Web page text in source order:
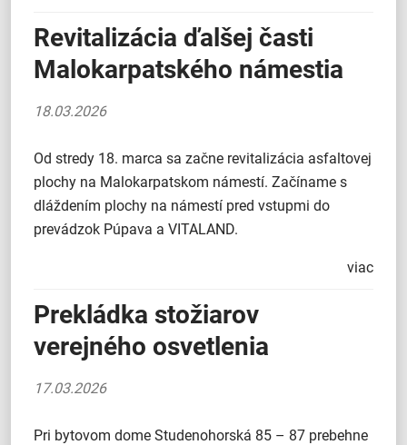
Revitalizácia ďalšej časti
Malokarpatského námestia
18.03.2026
Od stredy 18. marca sa začne revitalizácia asfaltovej
plochy na Malokarpatskom námestí. Začíname s
dláždením plochy na námestí pred vstupmi do
prevádzok Púpava a VITALAND.
viac
Prekládka stožiarov
verejného osvetlenia
17.03.2026
Pri bytovom dome Studenohorská 85 – 87 prebehne